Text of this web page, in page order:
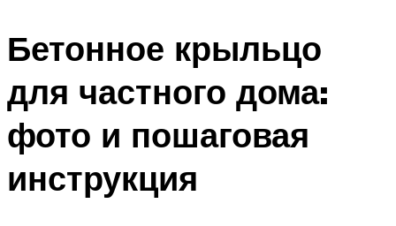
Бетонное крыльцо
для частного дома:
фото и пошаговая
инструкция